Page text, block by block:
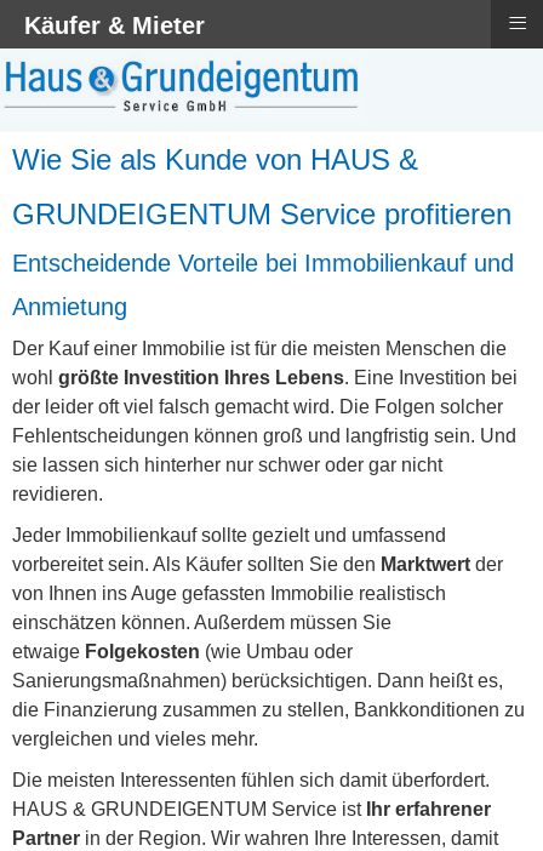
Wie Sie als Kunde von HAUS &
GRUNDEIGENTUM Service profitieren
Entscheidende Vorteile bei Immobilienkauf und
Anmietung
Der Kauf einer Immobilie ist für die meisten Menschen die
wohl größte Investition Ihres Lebens. Eine Investition bei
der leider oft viel falsch gemacht wird. Die Folgen solcher
Fehlentscheidungen können groß und langfristig sein. Und
sie lassen sich hinterher nur schwer oder gar nicht
revidieren.
Jeder Immobilienkauf sollte gezielt und umfassend
vorbereitet sein. Als Käufer sollten Sie den Marktwert der
von Ihnen ins Auge gefassten Immobilie realistisch
einschätzen können. Außerdem müssen Sie
etwaige Folgekosten (wie Umbau oder
Sanierungsmaßnahmen) berücksichtigen. Dann heißt es,
die Finanzierung zusammen zu stellen, Bankkonditionen zu
vergleichen und vieles mehr.
Die meisten Interessenten fühlen sich damit überfordert.
HAUS & GRUNDEIGENTUM Service ist Ihr erfahrener
Partner in der Region. Wir wahren Ihre Interessen, damit
Käufer & Mieter ≡